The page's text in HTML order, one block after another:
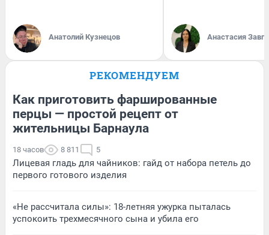
Анатолий Кузнецов Анастасия
РЕКОМЕНДУЕМ
Как приготовить фаршированные
перцы — простой рецепт от
жительницы Барнаула
18 часов 8 811 5
Лицевая гладь для чайников: гайд от набора петель до
первого готового изделия
«Не рассчитала силы»: 18-летняя ужурка пыталась
успокоить трехмесячного сына и убила его